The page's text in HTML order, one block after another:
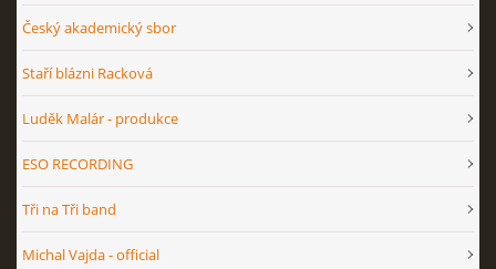
Český akademický sbor
Staří blázni Racková
Luděk Malár - produkce
ESO RECORDING
Tři na Tři band
Michal Vajda - official